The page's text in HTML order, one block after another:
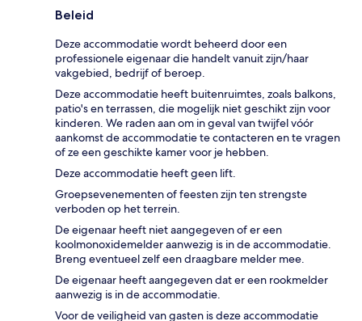
Beleid
Deze accommodatie wordt beheerd door een
professionele eigenaar die handelt vanuit zijn/haar
vakgebied, bedrijf of beroep.
Deze accommodatie heeft buitenruimtes, zoals balkons,
patio's en terrassen, die mogelijk niet geschikt zijn voor
kinderen. We raden aan om in geval van twijfel vóór
aankomst de accommodatie te contacteren en te vragen
of ze een geschikte kamer voor je hebben.
Deze accommodatie heeft geen lift.
Groepsevenementen of feesten zijn ten strengste
verboden op het terrein.
De eigenaar heeft niet aangegeven of er een
koolmonoxidemelder aanwezig is in de accommodatie.
Breng eventueel zelf een draagbare melder mee.
De eigenaar heeft aangegeven dat er een rookmelder
aanwezig is in de accommodatie.
Voor de veiligheid van gasten is deze accommodatie